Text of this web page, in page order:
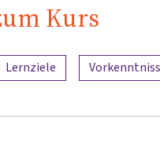
Kurs
Lernziele